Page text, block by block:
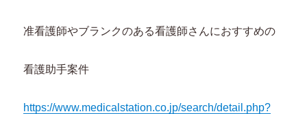
准看護師やブランクのある看護師さんにおすすめの
看護助手案件
https://www.medicalstation.co.jp/search/detail.php?